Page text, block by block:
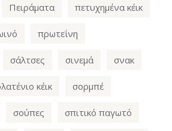
Πειράματα πετυχημένα κέικ
πρωτεΐνη
σάλτσες σινεμά σνακ
κέικ σορμπέ
σούπες σπιτικό παγωτό